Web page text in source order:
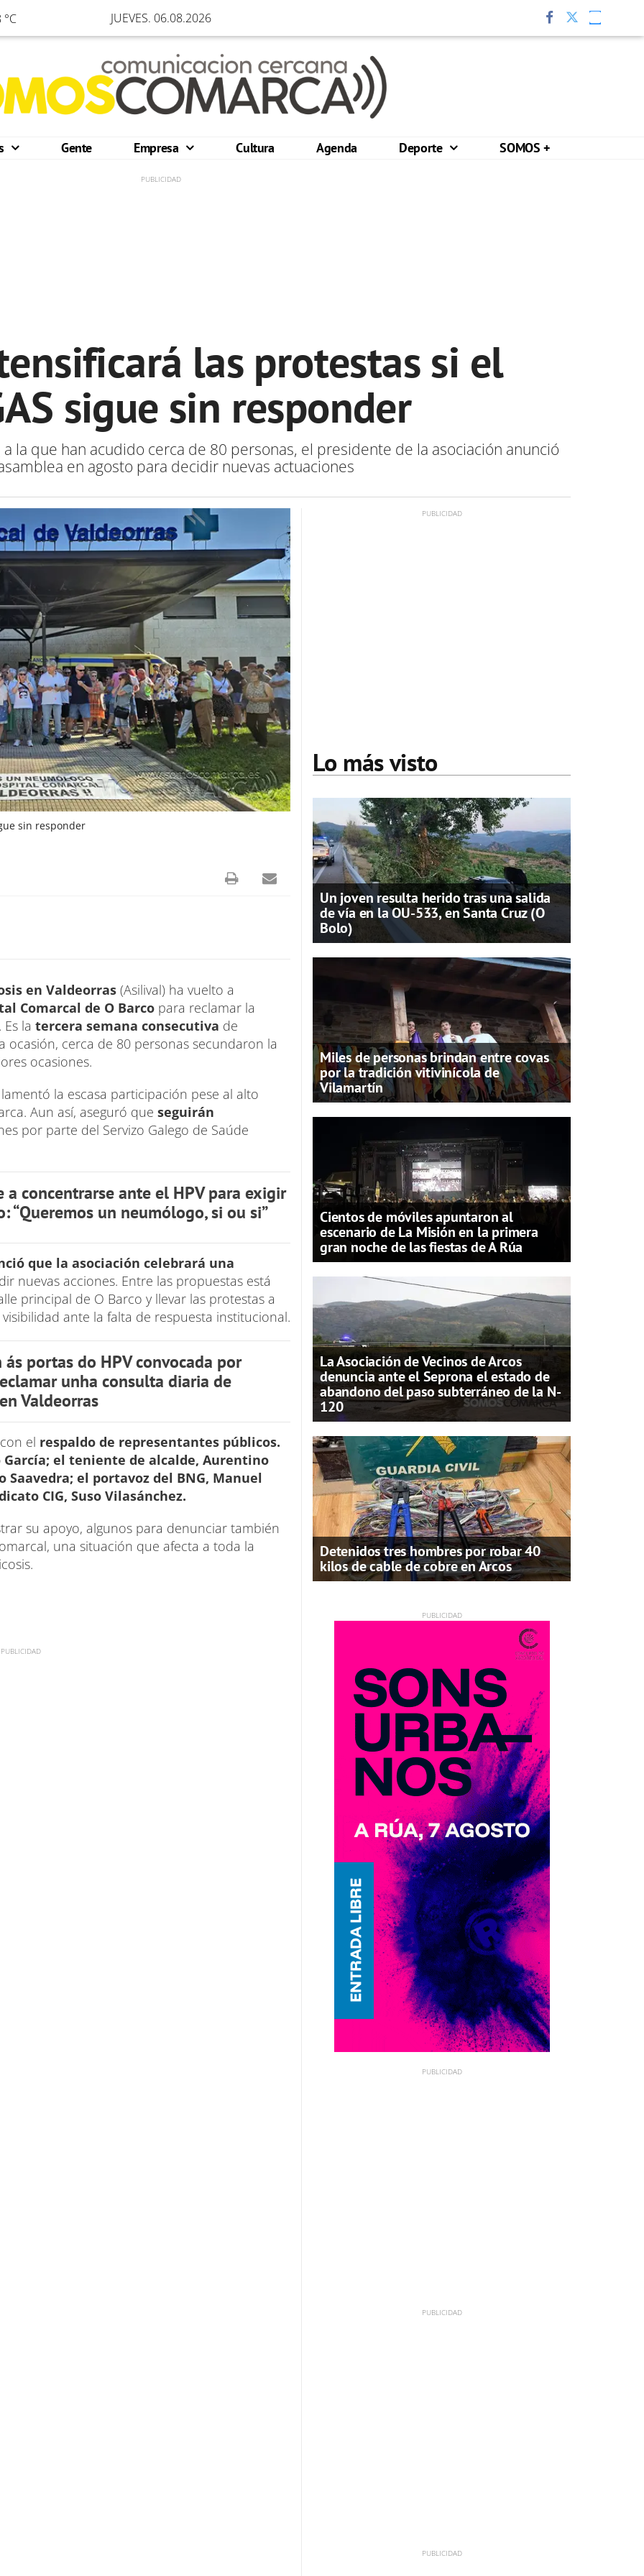
°C JUEVES. 06.08.2026
Gente Empresa Cultura Agenda Deporte SOMOS +
las protestas si el
sigue sin responder
la que han acudido cerca de 80 personas, el presidente de la asociación anunció
en agosto para decidir nuevas actuaciones
sin responder
en Valdeorras (Asilival) ha vuelto a
Comarcal de O Barco para reclamar la
la tercera semana consecutiva de
ocasión, cerca de 80 personas secundaron la
ocasiones.
lamentó la escasa participación pese al alto
Aun así, aseguró que seguirán
por parte del Servizo Galego de Saúde
a concentrarse ante el HPV para exigir
“Queremos un neumólogo, si ou si”
que la asociación celebrará una
nuevas acciones. Entre las propuestas está
principal de O Barco y llevar las protestas a
ante la falta de respuesta institucional.
ás portas do HPV convocada por
unha consulta diaria de
Valdeorras
el respaldo de representantes públicos.
García; el teniente de alcalde, Aurentino
Saavedra; el portavoz del BNG, Manuel
CIG, Suso Vilasánchez.
su apoyo, algunos para denunciar también
una situación que afecta a toda la
Lo más visto
Un joven resulta herido tras una salida
de vía en la OU-533, en Santa Cruz (O
Bolo)
Miles de personas brindan entre covas
por la tradición vitivinícola de
Vilamartín
Cientos de móviles apuntaron al
escenario de La Misión en la primera
gran noche de las fiestas de A Rúa
La Asociación de Vecinos de Arcos
denuncia ante el Seprona el estado de
abandono del paso subterráneo de la N-
120
Detenidos tres hombres por robar 40
kilos de cable de cobre en Arcos